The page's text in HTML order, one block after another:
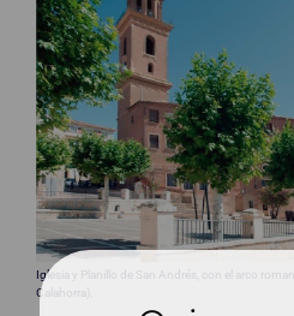
Iglesia y Planillo de San Andrés, con el arco
Calahorra).